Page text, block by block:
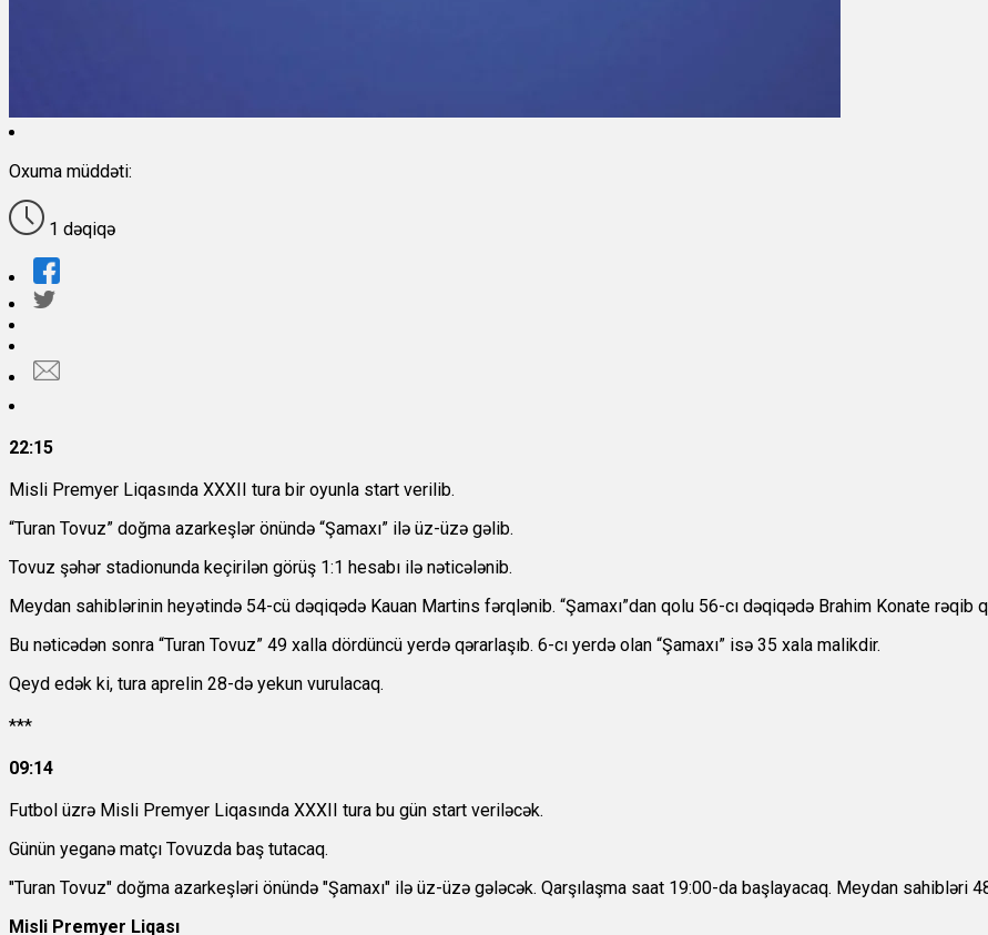
Oxuma müddəti:
1 dəqiqə
22:15
Misli Premyer Liqasında XXXII tura bir oyunla start verilib.
“Turan Tovuz” doğma azarkeşlər önündə “Şamaxı” ilə üz-üzə gəlib.
Tovuz şəhər stadionunda keçirilən görüş 1:1 hesabı ilə nəticələnib.
Meydan sahiblərinin heyətində 54-cü dəqiqədə Kauan Martins fərqlənib. “Şamaxı”dan qolu 56-cı dəqiqədə Brahim Konate rəqib
Bu nəticədən sonra “Turan Tovuz” 49 xalla dördüncü yerdə qərarlaşıb. 6-cı yerdə olan “Şamaxı” isə 35 xala malikdir.
Qeyd edək ki, tura aprelin 28-də yekun vurulacaq.
***
09:14
Futbol üzrə Misli Premyer Liqasında XXXII tura bu gün start veriləcək.
Günün yeganə matçı Tovuzda baş tutacaq.
"Turan Tovuz" doğma azarkeşləri önündə "Şamaxı" ilə üz-üzə gələcək. Qarşılaşma saat 19:00-da başlayacaq. Meydan sahibləri
Misli Premyer Liqası